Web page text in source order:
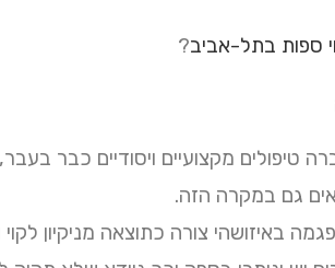
ספות בתל-אביב?
מקצועיים ויסודיים כבר
גם במקרה הזה.
באיזושהי צורה כתוצאה מניקיון